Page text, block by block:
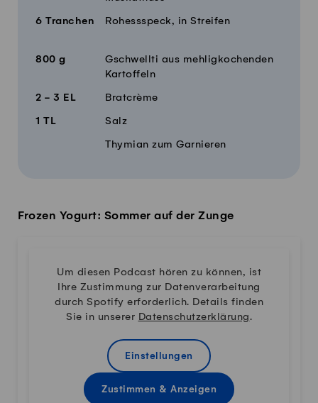
6 Tranchen Rohessspeck, in Streifen
800 g
Gschwellti aus mehligkochenden
Kartoffeln
2 - 3 EL Bratcrème
1 TL Salz
Thymian zum Garnieren
Frozen Yogurt: Sommer auf der Zunge
Um diesen Podcast hören zu können, ist
Ihre Zustimmung zur Datenverarbeitung
durch Spotify erforderlich. Details finden
Sie in unserer Datenschutzerklärung.
Einstellungen
Zustimmen & Anzeigen